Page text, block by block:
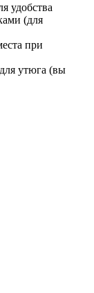
удобства
(для
при
утюга (вы